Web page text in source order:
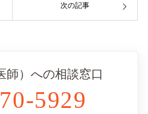
次の記事
師）への相談窓口
5929